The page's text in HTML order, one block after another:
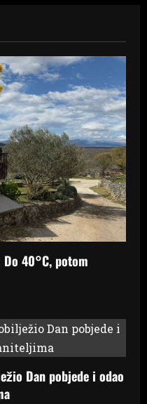
40°C, potom
Dan pobjede i odao